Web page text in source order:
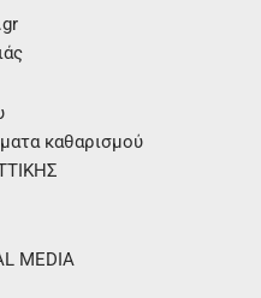
καθαρισμού
MEDIA